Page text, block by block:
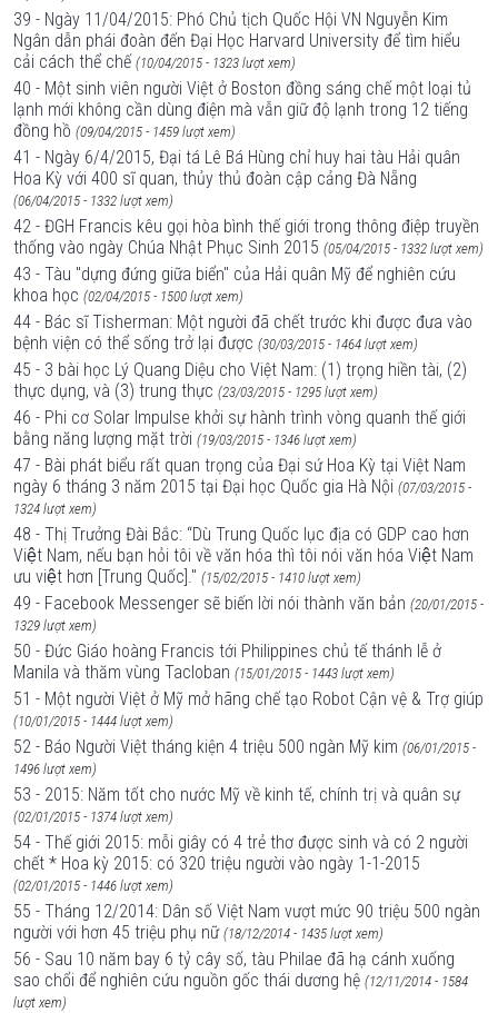
39 - Ngày 11/04/2015: Phó Chủ tịch Quốc Hội VN Nguyễn Kim
Ngân dẫn phái đoàn đến Đại Học Harvard University để tìm hiểu
cải cách thể chế (10/04/2015 - 1323 lượt xem)
40 - Một sinh viên người Việt ở Boston đồng sáng chế một loại tủ
lạnh mới không cần dùng điện mà vẫn giữ độ lạnh trong 12 tiếng
đồng hồ (09/04/2015 - 1459 lượt xem)
41 - Ngày 6/4/2015, Đại tá Lê Bá Hùng chỉ huy hai tàu Hải quân
Hoa Kỳ với 400 sĩ quan, thủy thủ đoàn cập cảng Đà Nẵng
(06/04/2015 - 1332 lượt xem)
42 - ĐGH Francis kêu gọi hòa bình thế giới trong thông điệp truyền
thống vào ngày Chúa Nhật Phục Sinh 2015 (05/04/2015 - 1332 lượt xem)
43 - Tàu "dựng đứng giữa biển" của Hải quân Mỹ để nghiên cứu
khoa học (02/04/2015 - 1500 lượt xem)
44 - Bác sĩ Tisherman: Một người đã chết trước khi được đưa vào
bệnh viện có thể sống trở lại được (30/03/2015 - 1464 lượt xem)
45 - 3 bài học Lý Quang Diệu cho Việt Nam: (1) trọng hiền tài, (2)
thực dụng, và (3) trung thực (23/03/2015 - 1295 lượt xem)
46 - Phi cơ Solar Impulse khởi sự hành trình vòng quanh thế giới
bằng năng lượng mặt trời (19/03/2015 - 1346 lượt xem)
47 - Bài phát biểu rất quan trọng của Đại sứ Hoa Kỳ tại Việt Nam
ngày 6 tháng 3 năm 2015 tại Đại học Quốc gia Hà Nội (07/03/2015 -
1324 lượt xem)
48 - Thị Trưởng Đài Bắc: “Dù Trung Quốc lục địa có GDP cao hơn
Việt Nam, nếu bạn hỏi tôi về văn hóa thì tôi nói văn hóa Việt Nam
ưu việt hơn [Trung Quốc]." (15/02/2015 - 1410 lượt xem)
49 - Facebook Messenger sẽ biến lời nói thành văn bản (20/01/2015 -
1329 lượt xem)
50 - Đức Giáo hoàng Francis tới Philippines chủ tế thánh lễ ở
Manila và thăm vùng Tacloban (15/01/2015 - 1443 lượt xem)
51 - Một người Việt ở Mỹ mở hãng chế tạo Robot Cận vệ & Trợ giúp
(10/01/2015 - 1444 lượt xem)
52 - Báo Người Việt tháng kiện 4 triệu 500 ngàn Mỹ kim (06/01/2015 -
1496 lượt xem)
53 - 2015: Năm tốt cho nước Mỹ về kinh tế, chính trị và quân sự
(02/01/2015 - 1374 lượt xem)
54 - Thế giới 2015: mỗi giây có 4 trẻ thơ được sinh và có 2 người
chết * Hoa kỳ 2015: có 320 triệu người vào ngày 1-1-2015
(02/01/2015 - 1446 lượt xem)
55 - Tháng 12/2014: Dân số Việt Nam vượt mức 90 triệu 500 ngàn
người với hơn 45 triệu phụ nữ (18/12/2014 - 1435 lượt xem)
56 - Sau 10 năm bay 6 tỷ cây số, tàu Philae đã hạ cánh xuống
sao chổi để nghiên cứu nguồn gốc thái dương hệ (12/11/2014 - 1584
lượt xem)